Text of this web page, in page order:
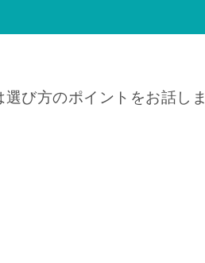
び方のポイントをお話しま